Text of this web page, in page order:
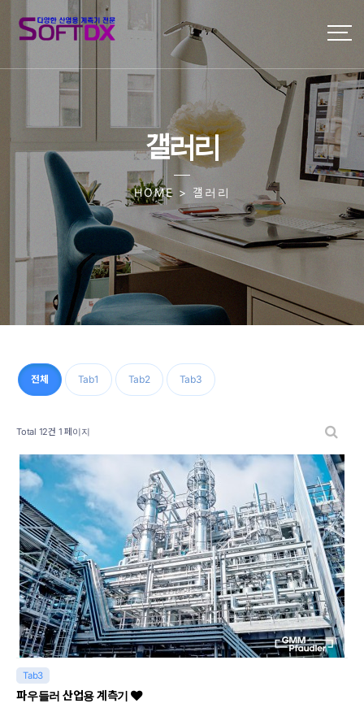
갤러리
HOME > 갤러리
전체 Tab1 Tab2 Tab3
Total 12건 1 페이지
Tab3
파우들러 산업용 계측기